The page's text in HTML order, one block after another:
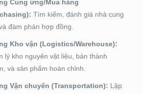
Cung ứng/Mua hàng
Tìm kiếm, đánh giá nhà cung
đàm phán hợp đồng.
Kho vận (Logistics/Warehouse):
lý kho nguyên vật liệu, bán thành
và sản phẩm hoàn chỉnh.
Vận chuyển (Transportation): Lập